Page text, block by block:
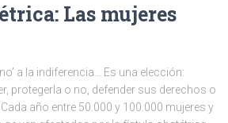
Las mujeres
a la indiferencia… Es una elección:
protegerla o no, defender sus derechos o
año entre 50.000 y 100.000 mujeres y